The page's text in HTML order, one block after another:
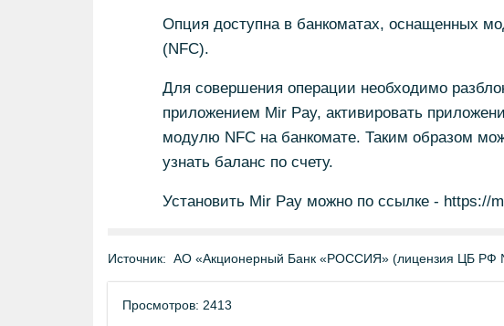
Опция доступна в банкоматах, оснащенных
(NFC).
Для совершения операции необходимо
приложением Mir Pay, активировать
модулю NFC на банкомате. Таким образом
узнать баланс по счету.
Установить Mir Pay можно по ссылке - https://
Источник: АО «Акционерный Банк «РОССИЯ» (лицензия ЦБ РФ
Просмотров: 2413